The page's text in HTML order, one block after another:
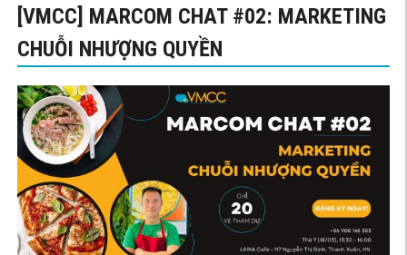
[VMCC] MARCOM CHAT #02: MARKETING
CHUỖI NHƯỢNG QUYỀN